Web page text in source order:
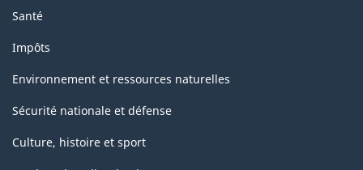
Santé
Impôts
Environnement et ressources naturelles
Sécurité nationale et défense
Culture, histoire et sport